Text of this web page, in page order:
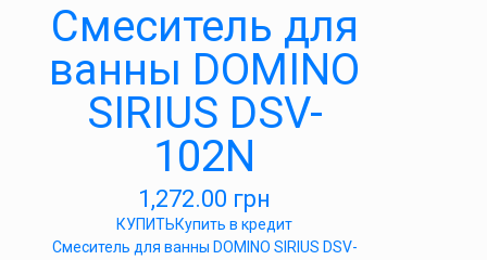
Смеситель для
ванны DOMINO
SIRIUS DSV-
102N
1,272.00 грн
КУПИТЬКупить в кредит
Cмеситель для ванны DOMINO SIRIUS DSV-